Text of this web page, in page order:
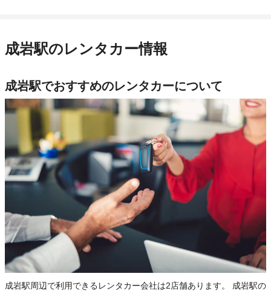
成岩駅のレンタカー情報
成岩駅でおすすめのレンタカーについて
成岩駅周辺で利用できるレンタカー会社は2店舗あります。 成岩駅の